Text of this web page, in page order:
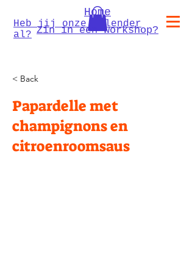
Heb jij onze kalender
al? Zin in een workshop?
Home
< Back
Papardelle met
champignons en
citroenroomsaus